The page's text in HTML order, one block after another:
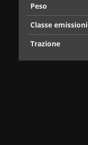
Peso
Classe emissioni
Trazione